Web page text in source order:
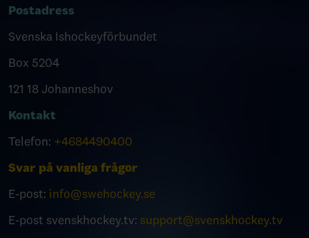
Postadress
Svenska Ishockeyförbundet
Box 5204
121 18 Johanneshov
Kontakt
Telefon: +4684490400
Svar på vanliga frågor
E-post: info@swehockey.se
E-post svenskhockey.tv: support@svenskhockey.tv